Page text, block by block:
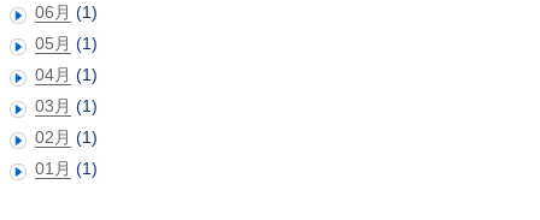
06月 (1)
05月 (1)
04月 (1)
03月 (1)
02月 (1)
01月 (1)